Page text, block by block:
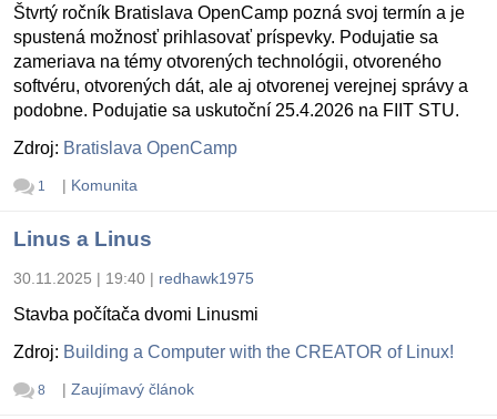
Štvrtý ročník Bratislava OpenCamp pozná svoj termín a je
spustená možnosť prihlasovať príspevky. Podujatie sa
zameriava na témy otvorených technológii, otvoreného
softvéru, otvorených dát, ale aj otvorenej verejnej správy a
podobne. Podujatie sa uskutoční 25.4.2026 na FIIT STU.
Zdroj: Bratislava OpenCamp
1 | Komunita
Linus a Linus
30.11.2025 | 19:40 | redhawk1975
Stavba počítača dvomi Linusmi
Zdroj: Building a Computer with the CREATOR of Linux!
8 | Zaujímavý článok